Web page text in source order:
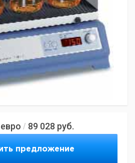
евро / 89 028 руб.
предложение